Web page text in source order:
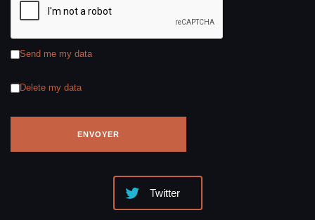
Send me my data
Delete my data
Twitter